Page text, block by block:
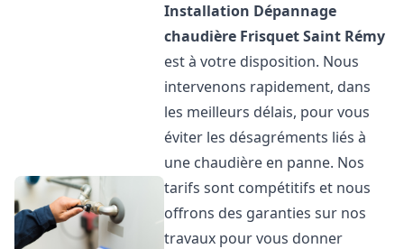
Installation Dépannage
chaudière FrisquetSaint Rémy
est à votre disposition. Nous
intervenons rapidement, dans
les meilleurs délais, pour vous
éviter les désagréments liés à
une chaudière en panne. Nos
tarifs sont compétitifs et nous
offrons des garanties sur nos
travaux pour vous donner